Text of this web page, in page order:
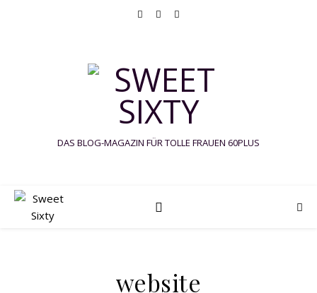
DAS BLOG-MAGAZIN FÜR TOLLE FRAUEN 60PLUS
website